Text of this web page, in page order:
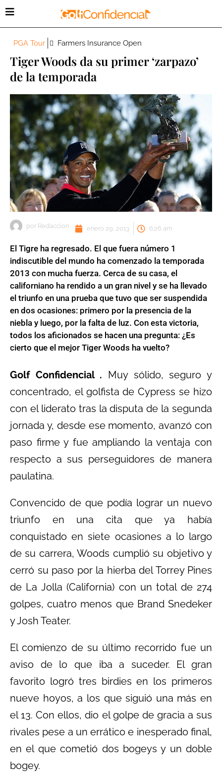
PGA Tour Farmers Insurance Open
Tiger Woods da su primer ‘zarpazo’
de la temporada
por Redaccion enero 29, 2013 6:26 am
El Tigre ha regresado. El que fuera número 1
indiscutible del mundo ha comenzado la temporada
2013 con mucha fuerza. Cerca de su casa, el
californiano ha rendido a un gran nivel y se ha llevado
el triunfo en una prueba que tuvo que ser suspendida
en dos ocasiones: primero por la presencia de la
niebla y luego, por la falta de luz. Con esta victoria,
todos los aficionados se hacen una pregunta: ¿Es
cierto que el mejor Tiger Woods ha vuelto?
Golf Confidencial . Muy sólido, seguro y
concentrado, el golfista de Cypress se hizo
con el liderato tras la disputa de la segunda
jornada y, desde ese momento, avanzó con
paso firme y fue ampliando la ventaja con
respecto a sus perseguidores de manera
paulatina.
Convencido de que podía lograr un nuevo
triunfo en una cita que ya había
conquistado en siete ocasiones a lo largo
de su carrera, Woods cumplió su objetivo y
cerró su paso por la hierba del Torrey Pines
de La Jolla (California) con un total de 274
golpes, cuatro menos que Brand Snedeker
y Josh Teater.
El comienzo de su último recorrido fue un
aviso de lo que iba a suceder. El gran
favorito logró tres birdies en los primeros
nueve hoyos, a los que siguió una más en
el 13. Con ellos, dio el golpe de gracia a sus
rivales pese a un errático e inesperado final,
en el que cometió dos bogeys y un doble
bogey.